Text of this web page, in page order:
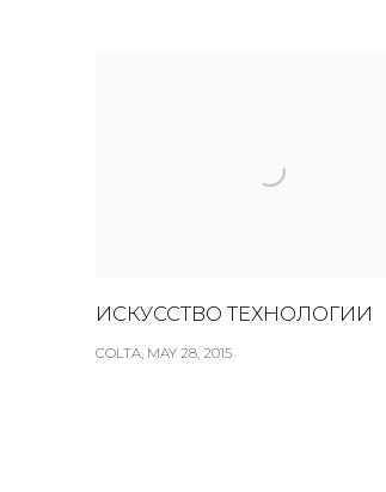
ИСКУССТВО ТЕХНОЛОГИИ
COLTA, MAY 28, 2015